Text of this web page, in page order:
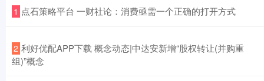
1 ​点石策略平台 一财社论：消费亟需一个正确的打开方式
2 ​利好优配APP下载 概念动态|中达安新增“股权转让(并购重
组)”概念